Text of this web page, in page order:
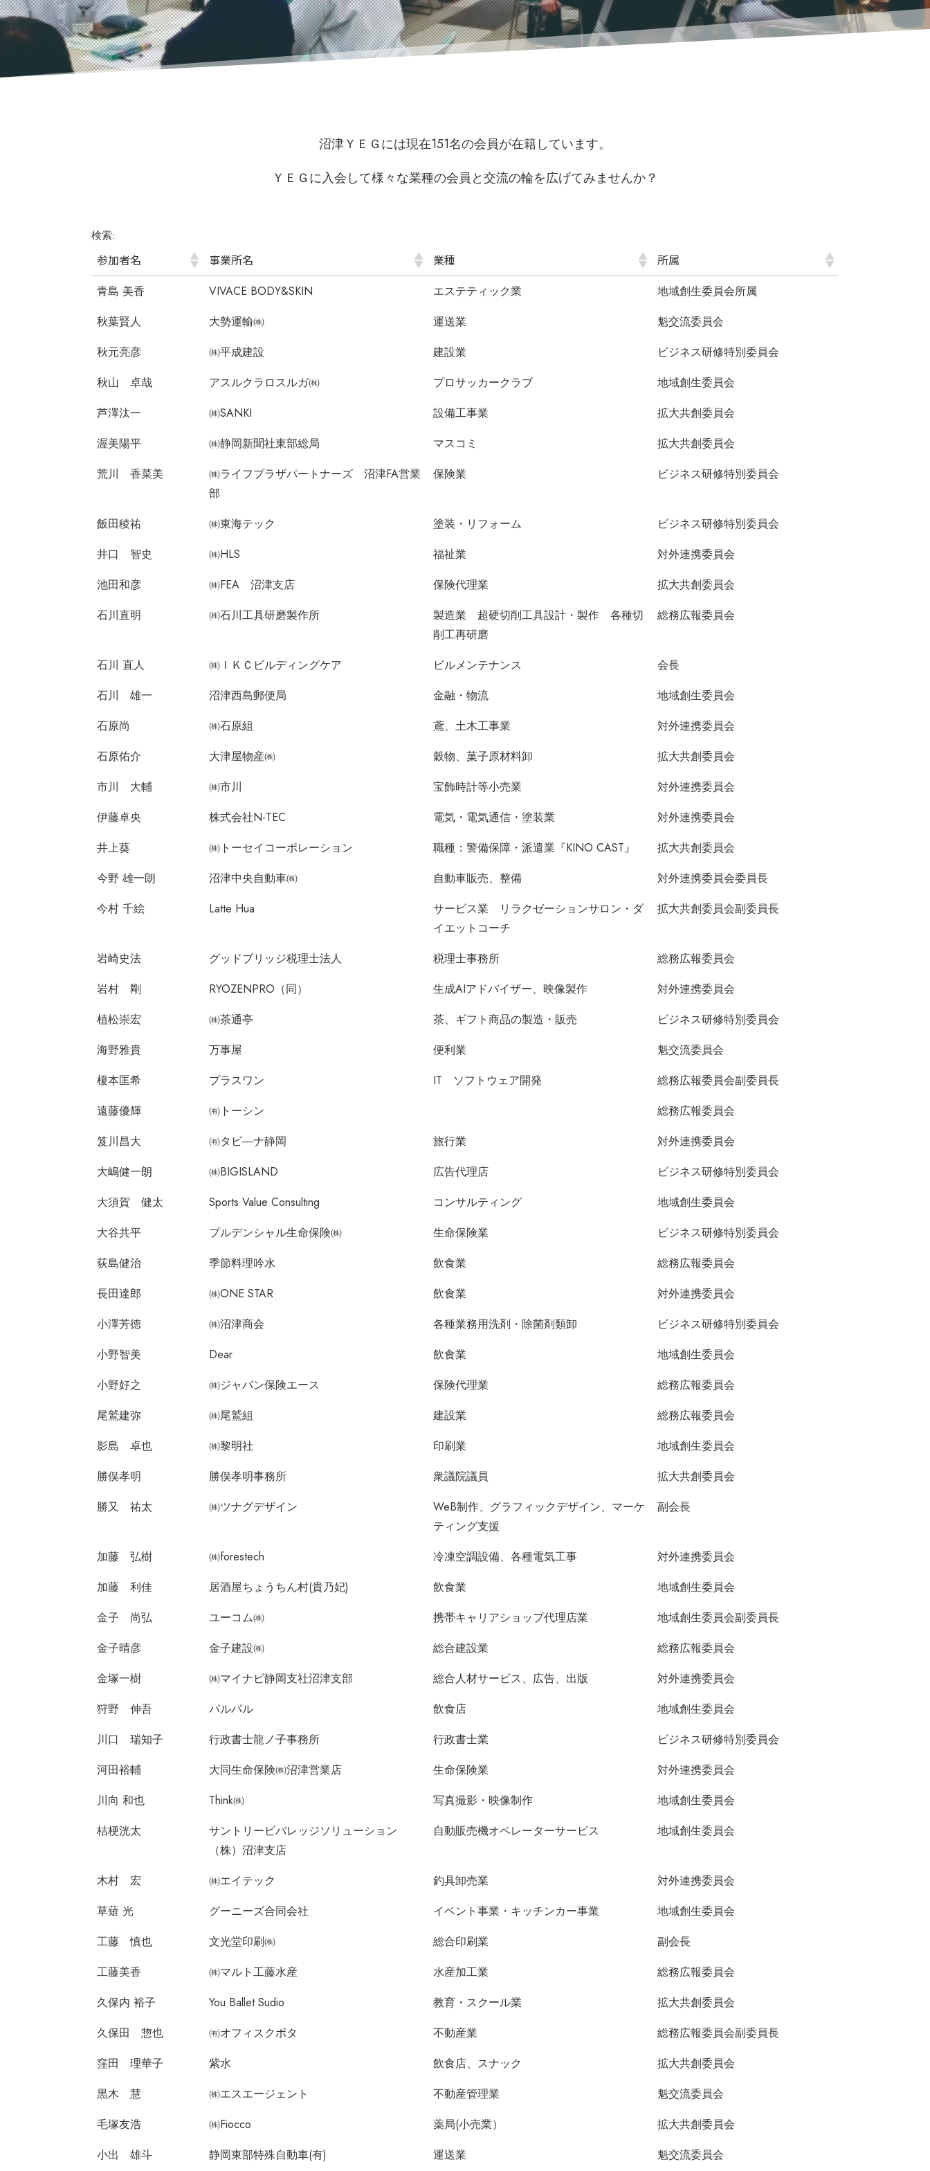
沼津ＹＥＧには現在151名の会員が在籍しています。
ＹＥＧに入会して様々な業種の会員と交流の輪を広げてみませんか？
検索:
参加者名 事業所名 業種 所属
青島 美香 VIVACE BODY&SKIN エステティック業
地域創生委員会所属
秋葉賢人
大勢運輸㈱ 運送業
魁交流委員会
秋元亮彦
㈱平成建設 建設業
ビジネス研修特別委員会
秋山 卓哉
アスルクラロスルガ㈱ プロサッカークラブ
地域創生委員会
芦澤汰一
㈱SANKI 設備工事業
拡大共創委員会
渥美陽平
㈱静岡新聞社東部総局 マスコミ
拡大共創委員会
荒川 香菜美
㈱ライフプラザパートナーズ 沼津FA営業
部
保険業 ビジネス研修特別委員会
飯田稜祐 ㈱東海テック 塗装・リフォーム
ビジネス研修特別委員会
井口 智史
㈱HLS 福祉業
対外連携委員会
池田和彦
㈱FEA 沼津支店 保険代理業
拡大共創委員会
石川直明
㈱石川工具研磨製作所
製造業 超硬切削工具設計・製作 各種切
削工再研磨
総務広報委員会
石川 直人 ㈱ＩＫＣビルディングケア ビルメンテナンス
会長
石川 雄一
沼津西島郵便局 金融・物流
地域創生委員会
石原尚
㈱石原組 鳶、土木工事業
対外連携委員会
石原佑介
大津屋物産㈱ 穀物、菓子原材料卸
拡大共創委員会
市川 大輔
㈱市川 宝飾時計等小売業
対外連携委員会
伊藤卓央
株式会社N-TEC 電気・電気通信・塗装業
対外連携委員会
井上葵
㈱トーセイコーポレーション 職種：警備保障・派遣業『KINO CAST』
拡大共創委員会
今野 雄一朗
沼津中央自動車㈱ 自動車販売、整備
対外連携委員会委員長
今村 千絵
Latte Hua
サービス業 リラクゼーションサロン・ダ
イエットコーチ
拡大共創委員会副委員長
岩崎史法 グッドブリッジ税理士法人 税理士事務所
総務広報委員会
岩村 剛
RYOZENPRO（同） 生成AIアドバイザー、映像製作
対外連携委員会
植松崇宏
㈱茶通亭 茶、ギフト商品の製造・販売
ビジネス研修特別委員会
海野雅貴
万事屋 便利業
魁交流委員会
榎本匡希
プラスワン IT ソフトウェア開発
総務広報委員会副委員長
遠藤優輝
㈲トーシン
総務広報委員会
笈川昌大
㈲タビ―ナ静岡 旅行業
対外連携委員会
大嶋健一朗
㈱BIGISLAND 広告代理店
ビジネス研修特別委員会
大須賀 健太
Sports Value Consulting コンサルティング
地域創生委員会
大谷共平
プルデンシャル生命保険㈱ 生命保険業
ビジネス研修特別委員会
荻島健治
季節料理吟水 飲食業
総務広報委員会
長田達郎
㈱ONE STAR 飲食業
対外連携委員会
小澤芳徳
㈱沼津商会 各種業務用洗剤・除菌剤類卸
ビジネス研修特別委員会
小野智美
Dear 飲食業
地域創生委員会
小野好之
㈱ジャパン保険エース 保険代理業
総務広報委員会
尾鷲建弥
㈱尾鷲組 建設業
総務広報委員会
影島 卓也
㈱黎明社 印刷業
地域創生委員会
勝俣孝明
勝俣孝明事務所 衆議院議員
拡大共創委員会
勝又 祐太
㈱ツナグデザイン
WeB制作、グラフィックデザイン、マーケ
ティング支援
副会長
加藤 弘樹 ㈱forestech 冷凍空調設備、各種電気工事
対外連携委員会
加藤 利佳
居酒屋ちょうちん村(貴乃妃) 飲食業
地域創生委員会
金子 尚弘
ユーコム㈱ 携帯キャリアショップ代理店業
地域創生委員会副委員長
金子晴彦
金子建設㈱ 総合建設業
総務広報委員会
金塚一樹
㈱マイナビ静岡支社沼津支部 総合人材サービス、広告、出版
対外連携委員会
狩野 伸吾
パルパル 飲食店
地域創生委員会
川口 瑞知子
行政書士龍ノ子事務所 行政書士業
ビジネス研修特別委員会
河田裕輔
大同生命保険㈱沼津営業店 生命保険業
対外連携委員会
川向 和也
Think㈱ 写真撮影・映像制作
地域創生委員会
桔梗洸太
サントリービバレッジソリューション
（株）沼津支店
自動販売機オペレーターサービス 地域創生委員会
木村 宏 ㈱エイテック 釣具卸売業
対外連携委員会
草薙 光
グーニーズ合同会社 イベント事業・キッチンカー事業
地域創生委員会
工藤 慎也
文光堂印刷㈱ 総合印刷業
副会長
工藤美香
㈱マルト工藤水産 水産加工業
総務広報委員会
久保内 裕子
You Ballet Sudio 教育・スクール業
拡大共創委員会
久保田 惣也
㈲オフィスクボタ 不動産業
総務広報委員会副委員長
窪田 理華子
紫水 飲食店、スナック
拡大共創委員会
黒木 慧
㈱エスエージェント 不動産管理業
魁交流委員会
毛塚友浩
㈱Fiocco 薬局(小売業）
拡大共創委員会
小出 雄斗
静岡東部特殊自動車(有) 運送業 魁交流委員会